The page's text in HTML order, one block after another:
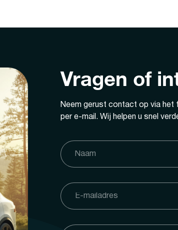
Vragen of
Neem gerust contact op via het
per e-mail. Wij helpen u snel